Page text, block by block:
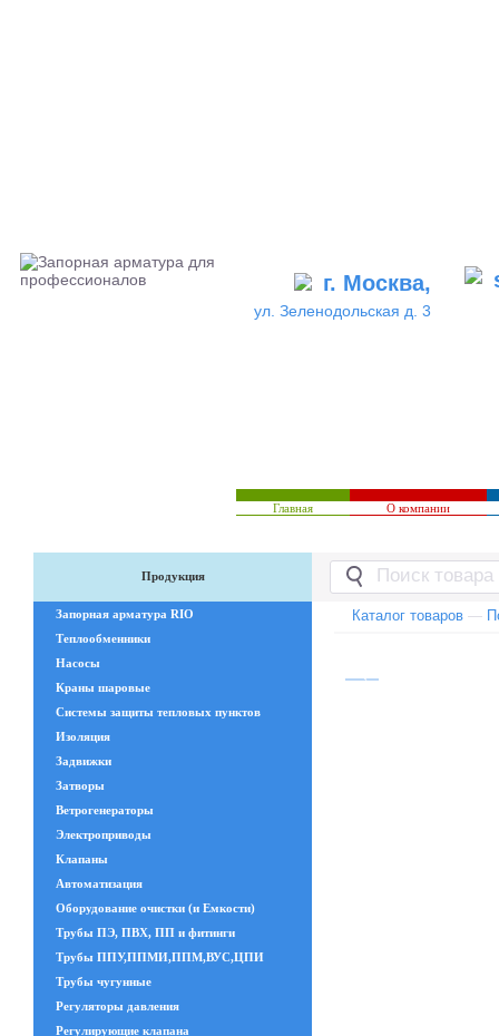
г. Москва,
ул. Зеленодольская д. 3
Главная О компании
Продукция
Запорная арматура RIO
Теплообменники
Насосы
Краны шаровые
Системы защиты тепловых пунктов
Изоляция
Задвижки
Затворы
Ветрогенераторы
Электроприводы
Клапаны
Автоматизация
Оборудование очистки (и Емкости)
Трубы ПЭ, ПВХ, ПП и фитинги
Трубы ППУ,ППМИ,ППМ,ВУС,ЦПИ
Трубы чугунные
Регуляторы давления
Регулирующие клапана
Каталог товаров —